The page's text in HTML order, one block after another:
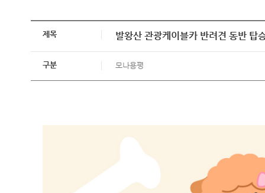
제목 발왕산 관광케이블카 반려견 동반 탑
구분 모나용평